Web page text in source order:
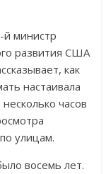
й министр
развития США
как
настаивала
часов
улицам.
восемь лет.